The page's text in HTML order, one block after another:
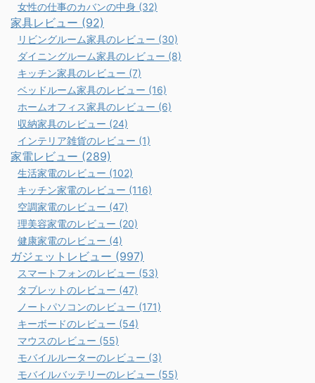
女性の仕事のカバンの中身 (32)
家具レビュー (92)
リビングルーム家具のレビュー (30)
ダイニングルーム家具のレビュー (8)
キッチン家具のレビュー (7)
ベッドルーム家具のレビュー (16)
ホームオフィス家具のレビュー (6)
収納家具のレビュー (24)
インテリア雑貨のレビュー (1)
家電レビュー (289)
生活家電のレビュー (102)
キッチン家電のレビュー (116)
空調家電のレビュー (47)
理美容家電のレビュー (20)
健康家電のレビュー (4)
ガジェットレビュー (997)
スマートフォンのレビュー (53)
タブレットのレビュー (47)
ノートパソコンのレビュー (171)
キーボードのレビュー (54)
マウスのレビュー (55)
モバイルルーターのレビュー (3)
モバイルバッテリーのレビュー (55)